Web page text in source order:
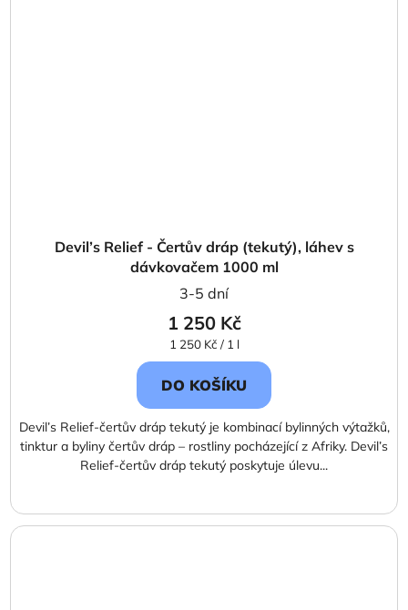
Devil’s Relief - Čertův dráp (tekutý), láhev s
dávkovačem 1000 ml
3-5 dní
1 250 Kč
Měrná
cena:
1 250 Kč / 1 l
DO KOŠÍKU
Devil’s Relief-čertův dráp tekutý je kombinací bylinných výtažků,
tinktur a byliny čertův dráp – rostliny pocházející z Afriky. Devil’s
Relief-čertův dráp tekutý poskytuje úlevu...